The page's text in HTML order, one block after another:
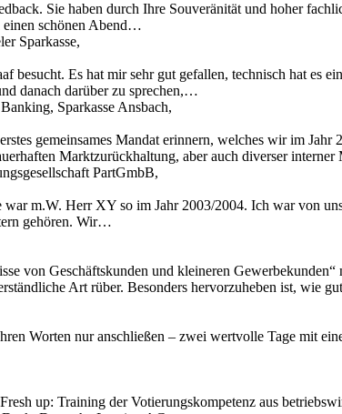
Sie haben durch Ihre Souveränität und hoher
einen schönen Abend…
Sparkasse,
besucht. Es hat mir sehr gut gefallen, technisch hat
danach darüber zu sprechen,…
Sparkasse Ansbach,
gemeinsames Mandat erinnern, welches wir im
Marktzurückhaltung, aber auch diverser
PartGmbB,
m.W. Herr XY so im Jahr 2003/2004. Ich war von
gehören. Wir…
von Geschäftskunden und kleineren
Art rüber. Besonders hervorzuheben ist, wie
Worten nur anschließen – zwei wertvolle Tage mit
up: Training der Votierungskompetenz aus